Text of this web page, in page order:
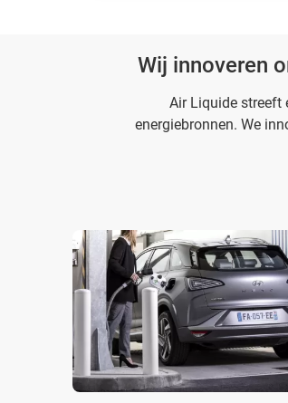
energie op te wekken
Wij innoveren
Air Liquide streeft
energiebronnen. We